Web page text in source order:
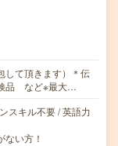
して頂きます）＊伝
品 など※最大…
スキル不要 / 英語力
い方！